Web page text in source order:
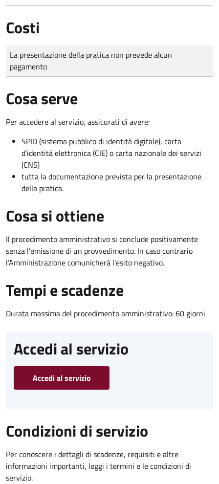
Costi
Tipo di pagamento
Importo
La presentazione della pratica non prevede alcun
pagamento
Cosa serve
Per accedere al servizio, assicurati di avere:
SPID (sistema pubblico di identità digitale), carta
d’identità elettronica (CIE) o carta nazionale dei servizi
(CNS)
tutta la documentazione prevista per la presentazione
della pratica.
Cosa si ottiene
Il procedimento amministrativo si conclude positivamente
senza l’emissione di un provvedimento. In caso contrario
l’Amministrazione comunicherà l’esito negativo.
Tempi e scadenze
Durata massima del procedimento amministrativo: 60 giorni
Accedi al servizio
Accedi al servizio
Condizioni di servizio
Per conoscere i dettagli di scadenze, requisiti e altre
informazioni importanti, leggi i termini e le condizioni di
servizio.